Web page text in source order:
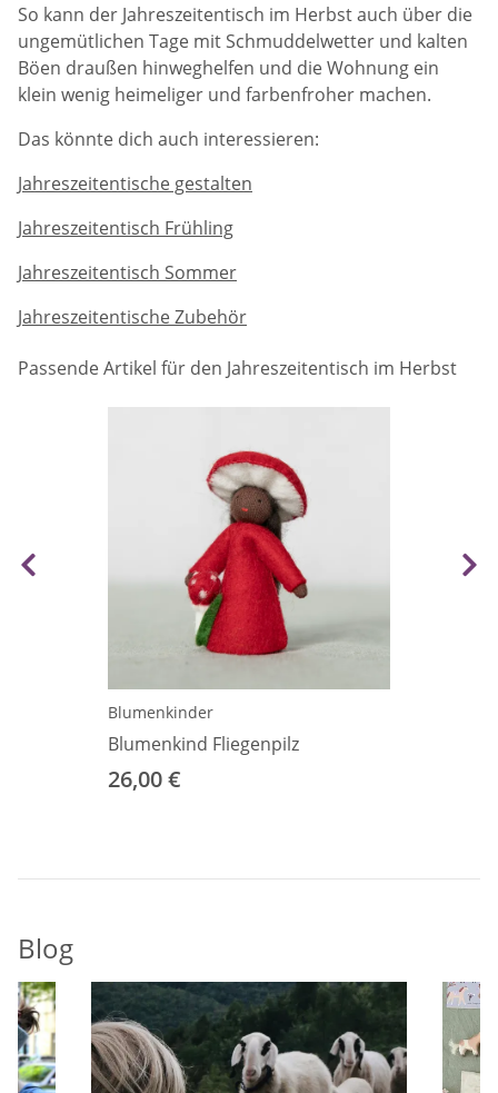
So kann der Jahreszeitentisch im Herbst auch über die
ungemütlichen Tage mit Schmuddelwetter und kalten
Böen draußen hinweghelfen und die Wohnung ein
klein wenig heimeliger und farbenfroher machen.
Das könnte dich auch interessieren:
Jahreszeitentische gestalten
Jahreszeitentisch Frühling
Jahreszeitentisch Sommer
Jahreszeitentische Zubehör
Passende Artikel für den Jahreszeitentisch im Herbst
Blumenkinder
Blumenkind Fliegenpilz
26,00 €
Blog